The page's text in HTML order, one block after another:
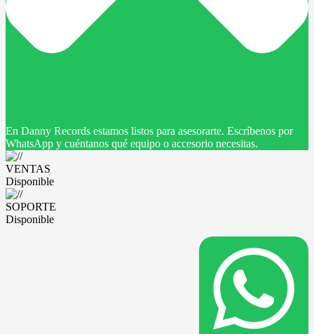
En Danny Records estamos listos para asesorarte. Escríbenos por
WhatsApp y cuéntanos qué equipo o accesorio necesitas.
VENTAS
Disponible
SOPORTE
Disponible